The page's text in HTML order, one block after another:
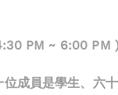
PM ~ 6:00 PM
成員是學生、六